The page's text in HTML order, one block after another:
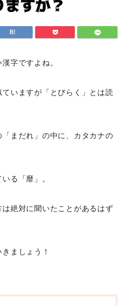
字ですよね。
ていますが「とびらく」とは読
「まだれ」の中に、カタカナの
る「靡」。
絶対に聞いたことがあるはず
ましょう！